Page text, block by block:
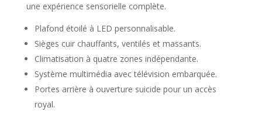
une expérience sensorielle complète.
Plafond étoilé à LED personnalisable.
Sièges cuir chauffants, ventilés et massants.
Climatisation à quatre zones indépendante.
Système multimédia avec télévision embarquée.
Portes arrière à ouverture suicide pour un accès
royal.